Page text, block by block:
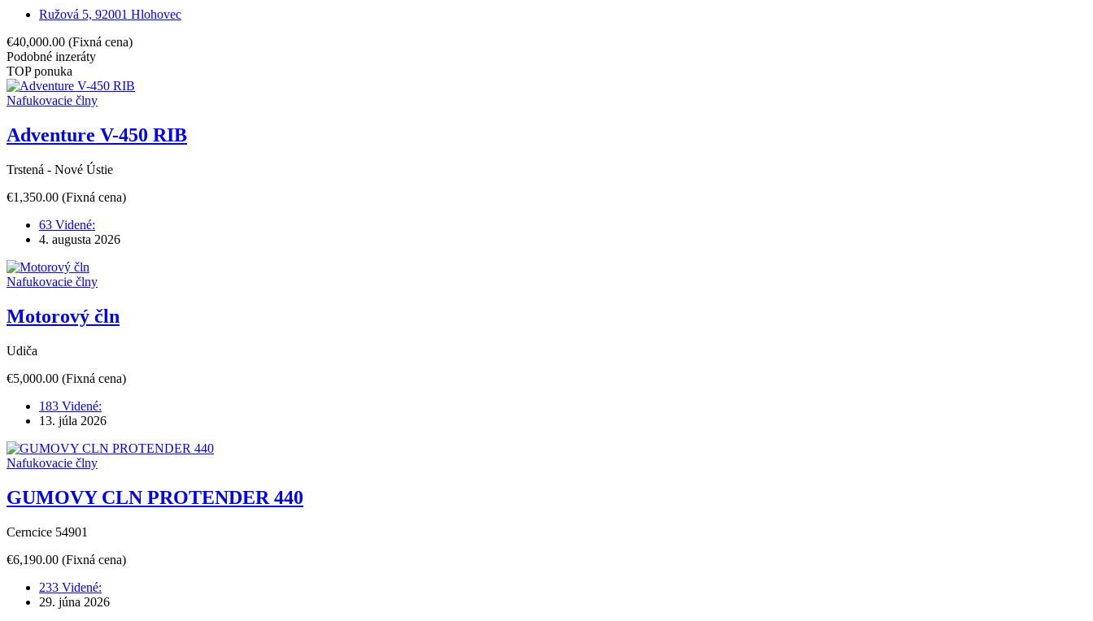
Ružová 5, 92001 Hlohovec
€40,000.00 (Fixná cena)
Podobné inzeráty
TOP ponuka
Nafukovacie člny
Adventure V-450 RIB
Trstená - Nové Ústie
€1,350.00 (Fixná cena)
63 Videné:
4. augusta 2026
Nafukovacie člny
Motorový čln
Udiča
€5,000.00 (Fixná cena)
183 Videné:
13. júla 2026
Nafukovacie člny
GUMOVY CLN PROTENDER 440
Cerncice 54901
€6,190.00 (Fixná cena)
233 Videné:
29. júna 2026